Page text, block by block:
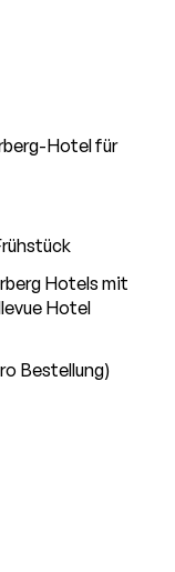
Hotel für
Hotels mit
Hotel
Bestellung)